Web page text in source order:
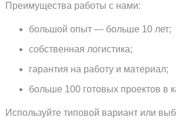
Преимущества работы с нами:
большой опыт — больше 10 лет;
собственная логистика;
гарантия на работу и материал;
больше 100 готовых проектов в
Используйте типовой вариант или